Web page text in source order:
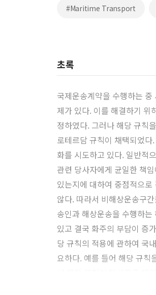
#Maritime Transport
초록
국제운송계약을 수행하는
제가 있다. 이를 해결하기 위
정하였다. 그러나 해당 규칙
로테르담 규칙이 채택되었
화를 시도하고 있다. 일반적
관련 당사자에게 균일한 책
있는지에 대하여 중점적으
않다. 따라서 비해상운송구
송인과 해상운송을 수행하
있고 결국 화주의 부담이 증
당 규칙의 적용에 관하여 국
요하다. 예를 들어 해당 규칙